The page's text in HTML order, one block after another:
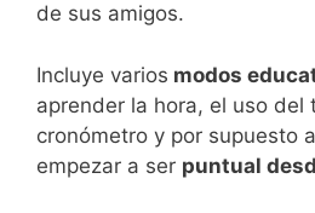
de sus amigos.
Incluye varios modos
aprender la hora, el uso del
cronómetro y por supuesto
empezar a ser puntual